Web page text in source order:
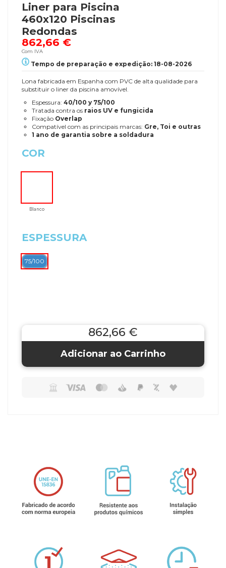
Liner para Piscina
460x120 Piscinas
Redondas
862,66 €
Com IVA
Tempo de preparação e expedição: 18-08-2026
Lona fabricada em Espanha com PVC de alta qualidade para
substituir o liner da piscina amovível.
Espessura: 40/100 y 75/100
Tratada contra os raios UV e fungicida
Fixação Overlap
Compatível com as principais marcas: Gre, Toi e outras
1 ano de garantia sobre a soldadura
COR
Blanco
ESPESSURA
75/100
862,66 €
Adicionar ao Carrinho